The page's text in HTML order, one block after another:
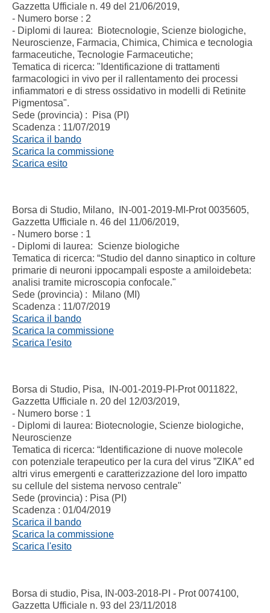
Gazzetta Ufficiale n. 49 del 21/06/2019,
- Numero borse : 2
- Diplomi di laurea: Biotecnologie, Scienze biologiche,
Neuroscienze, Farmacia, Chimica, Chimica e tecnologia
farmaceutiche, Tecnologie Farmaceutiche;
Tematica di ricerca: " Identificazione di trattamenti
farmacologici in vivo per il rallentamento dei processi
infiammatori e di stress ossidativo in modelli di Retinite
Pigmentosa".
Sede (provincia) : Pisa (PI)
Scadenza : 11/07/2019
Scarica il bando
Scarica la commissione
Scarica esito
Borsa di Studio, Milano, IN-001-2019-MI-Prot 0035605,
Gazzetta Ufficiale n. 46 del 11/06/2019,
- Numero borse : 1
- Diplomi di laurea: Scienze biologiche
Tematica di ricerca: “Studio del danno sinaptico in colture
primarie di neuroni ippocampali esposte a amiloidebeta:
analisi tramite microscopia confocale."
Sede (provincia) : Milano (MI)
Scadenza : 11/07/2019
Scarica il bando
Scarica la commissione
Scarica l'esito
Borsa di Studio, Pisa, IN-001-2019-PI-Prot 0011822,
Gazzetta Ufficiale n. 20 del 12/03/2019,
- Numero borse : 1
- Diplomi di laurea: Biotecnologie, Scienze biologiche,
Neuroscienze
Tematica di ricerca: “Identificazione di nuove molecole
con potenziale terapeutico per la cura del virus ”ZIKA” ed
altri virus emergenti e caratterizzazione del loro impatto
su cellule del sistema nervoso centrale"
Sede (provincia) : Pisa (PI)
Scadenza : 01/04/2019
Scarica il bando
Scarica la commissione
Scarica l'esito
Borsa di studio, Pisa, IN-003-2018-PI - Prot 0074100,
Gazzetta Ufficiale n. 93 del 23/11/2018